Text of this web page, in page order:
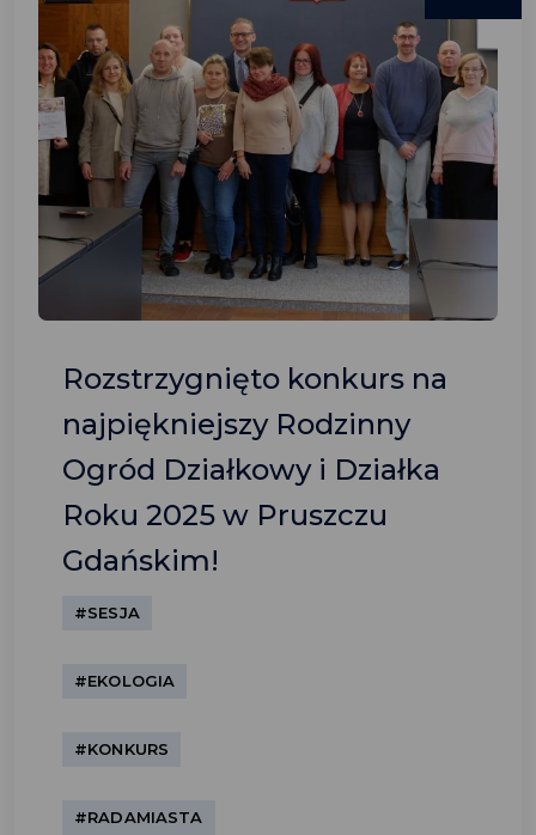
Rozstrzygnięto konkurs na
najpiękniejszy Rodzinny
Ogród Działkowy i Działka
Roku 2025 w Pruszczu
Gdańskim!
#SESJA
#EKOLOGIA
#KONKURS
#RADAMIASTA